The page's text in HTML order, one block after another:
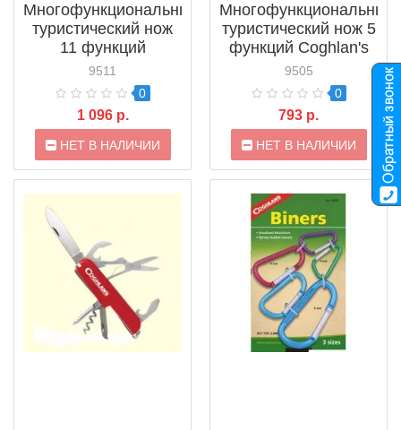
Многофункциональный
туристический нож
11 функций
Coghlan's (9511)
9511
0
1 096 р.
НЕТ В НАЛИЧИИ
Многофункциональный
туристический нож 5
функций Coghlan's
(9505)
9505
0
793 р.
НЕТ В НАЛИЧИИ